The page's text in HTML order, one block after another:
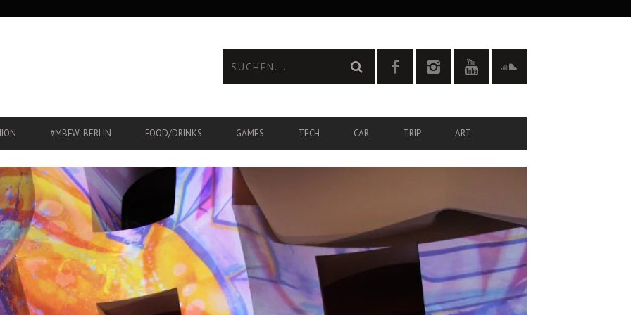
#MBFW-BERLIN FOOD/DRINKS GAMES TECH CAR TRIP ART